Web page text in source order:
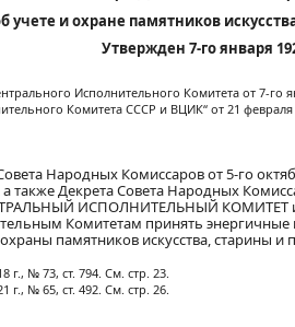
учете и охране памятников
Утвержден 7-го января
Исполнительного Комитета от 7-
Комитета СССР и ВЦИК“ от 21
Народных Комиссаров от 5-го
а также Декрета Совета Народных
ИСПОЛНИТЕЛЬНЫЙ КОМИТЕТ
Комитетам принять
памятников искусства, старины и
г., № 73, ст. 794. См. стр. 23.
г., № 65, ст. 492. См. стр. 26.